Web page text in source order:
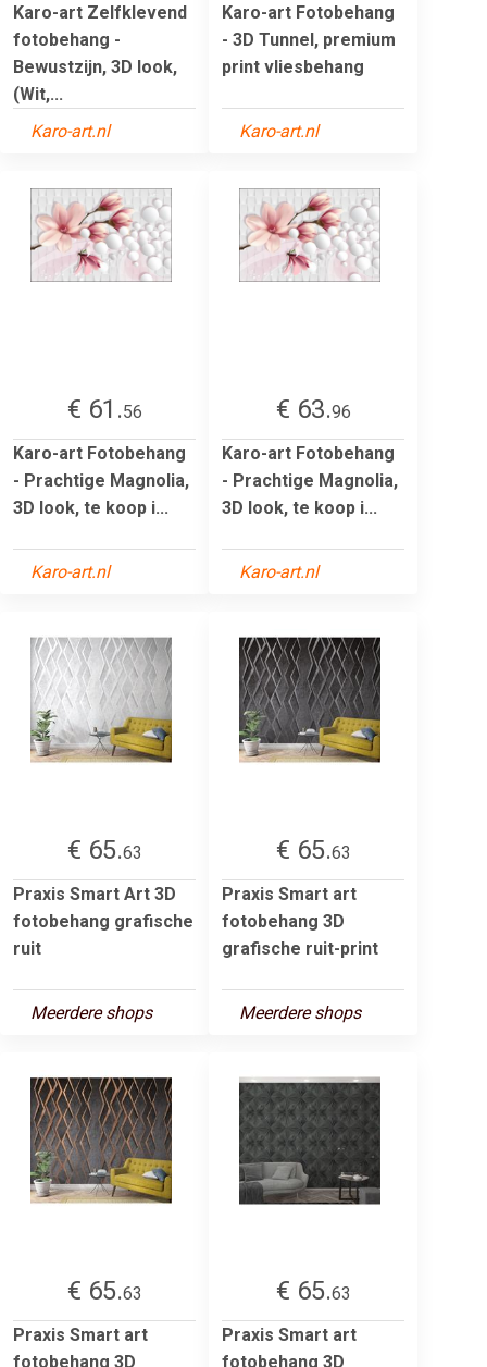
Karo-art Zelfklevend
fotobehang -
Bewustzijn, 3D look,
(Wit,...
Karo-art.nl
Karo-art Fotobehang
- 3D Tunnel, premium
print vliesbehang
Karo-art.nl
€ 61.56
Karo-art Fotobehang
- Prachtige Magnolia,
3D look, te koop i...
Karo-art.nl
€ 63.96
Karo-art Fotobehang
- Prachtige Magnolia,
3D look, te koop i...
Karo-art.nl
€ 65.63
Praxis Smart Art 3D
fotobehang grafische
ruit
Meerdere shops
€ 65.63
Praxis Smart art
fotobehang 3D
grafische ruit-print
Meerdere shops
€ 65.63
Praxis Smart art
fotobehang 3D
€ 65.63
Praxis Smart art
fotobehang 3D